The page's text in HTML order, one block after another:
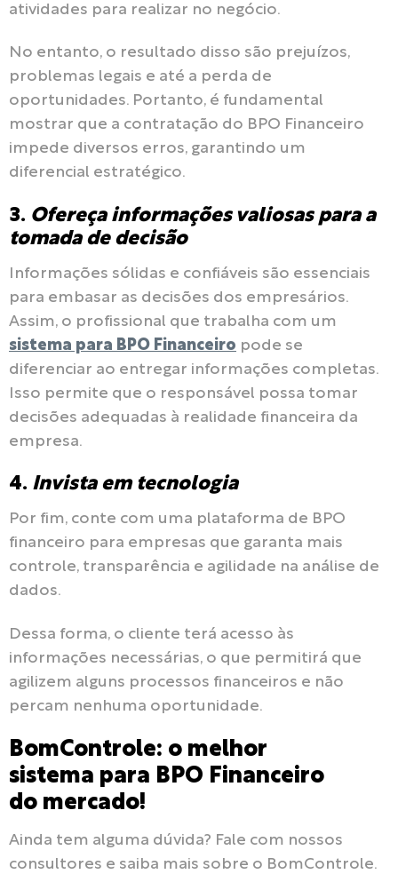
atividades para realizar no negócio.
No entanto, o resultado disso são prejuízos,
problemas legais e até a perda de
oportunidades. Portanto, é fundamental
mostrar que a contratação do BPO Financeiro
impede diversos erros, garantindo um
diferencial estratégico.
3. Ofereça informações valiosas para a
tomada de decisão
Informações sólidas e confiáveis são essenciais
para embasar as decisões dos empresários.
Assim, o profissional que trabalha com um
sistema para BPO Financeiro pode se
diferenciar ao entregar informações completas.
Isso permite que o responsável possa tomar
decisões adequadas à realidade financeira da
empresa.
4. Invista em tecnologia
Por fim, conte com uma plataforma de BPO
financeiro para empresas que garanta mais
controle, transparência e agilidade na análise de
dados.
Dessa forma, o cliente terá acesso às
informações necessárias, o que permitirá que
agilizem alguns processos financeiros e não
percam nenhuma oportunidade.
BomControle: o melhor
sistema para BPO Financeiro
do mercado!
Ainda tem alguma dúvida? Fale com nossos
consultores e saiba mais sobre o BomControle.